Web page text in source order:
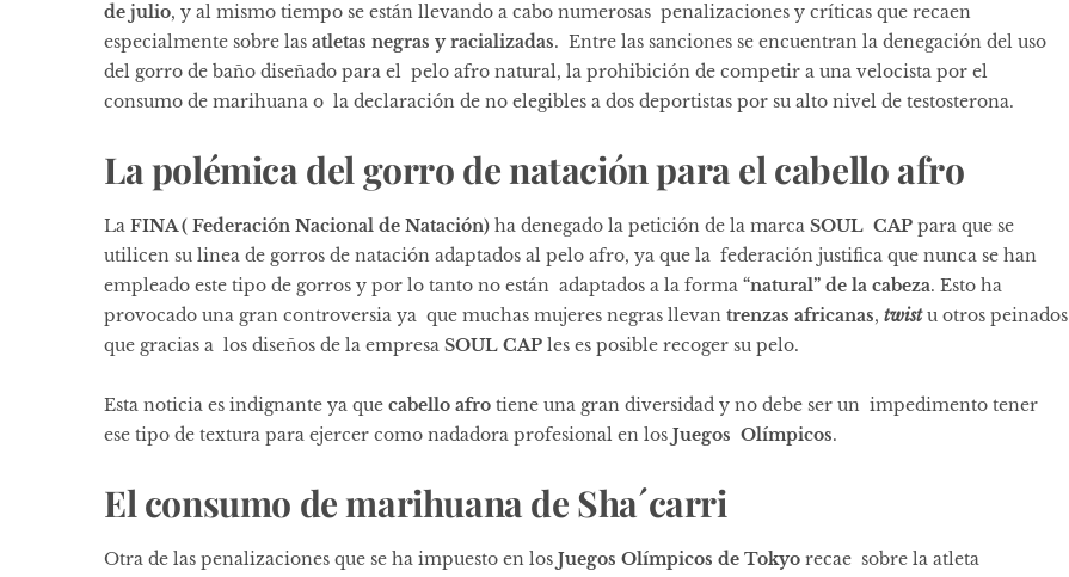
de julio, y al mismo tiempo se están llevando a cabo numerosas penalizaciones y críticas que recaen
especialmente sobre las atletas negras y racializadas. Entre las sanciones se encuentran la denegación del uso
del gorro de baño diseñado para el pelo afro natural, la prohibición de competir a una velocista por el
consumo de marihuana o la declaración de no elegibles a dos deportistas por su alto nivel de testosterona.
La polémica del gorro de natación para el cabello afro
La FINA ( Federación Nacional de Natación) ha denegado la petición de la marca SOUL CAP para que se
utilicen su linea de gorros de natación adaptados al pelo afro, ya que la federación justifica que nunca se han
empleado este tipo de gorros y por lo tanto no están adaptados a la forma “natural” de la cabeza. Esto ha
provocado una gran controversia ya que muchas mujeres negras llevan trenzas africanas, twistu otros peinados
que gracias a los diseños de la empresa SOUL CAP les es posible recoger su pelo.
Esta noticia es indignante ya que cabello afro tiene una gran diversidad y no debe ser un impedimento tener
ese tipo de textura para ejercer como nadadora profesional en los Juegos Olímpicos.
El consumo de marihuana de Sha´carri
Otra de las penalizaciones que se ha impuesto en los Juegos Olímpicos de Tokyo recae sobre la atleta